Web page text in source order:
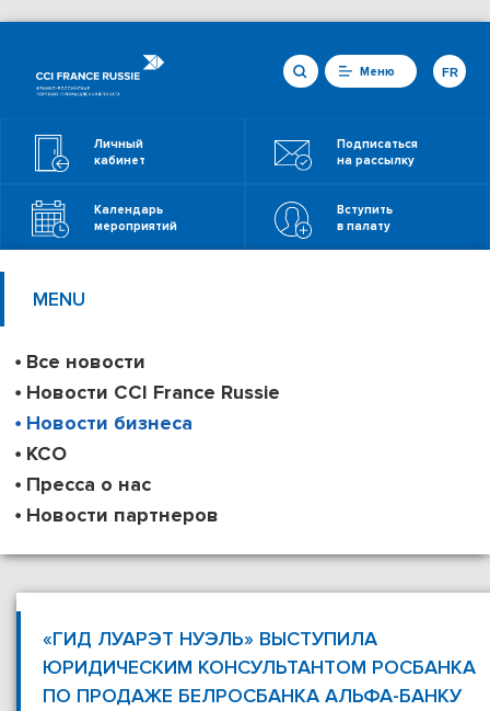
Меню
Личный
кабинет
Подписаться
на рассылку
Календарь
мероприятий
Вступить
в палату
FR
MENU
Все новости
Новости CCI France Russie
Новости бизнеса
КСО
Пресса о нас
Новости партнеров
«ГИД ЛУАРЭТ НУЭЛЬ» ВЫСТУПИЛА
ЮРИДИЧЕСКИМ КОНСУЛЬТАНТОМ РОСБАНКА
ПО ПРОДАЖЕ БЕЛРОСБАНКА АЛЬФА-БАНКУ